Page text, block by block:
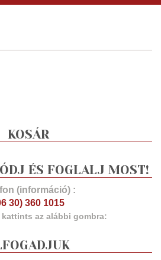
KOSÁR
ÉS FOGLALJ MOST!
(információ) :
30) 360 1015
az alábbi gombra: